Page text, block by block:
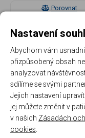
Porovnat
Zásobník ETS pro
9 mm Luger, 30
ETS SW9-MP 30Nb
Nastavení
Abychom vám
přizpůsobený obsah
analyzovat
sdílíme se svými
Jejich nastavení
jej můžete změnit v
v našich Zásadách
cookies